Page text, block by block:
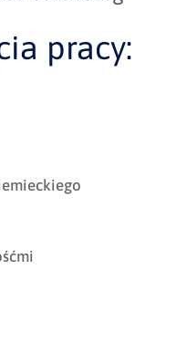
pracy: